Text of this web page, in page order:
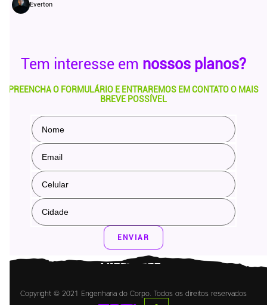
Everton
Tem interesse em nossos planos?
PREENCHA O FORMULÁRIO E ENTRAREMOS EM CONTATO O MAIS
BREVE POSSÍVEL
ENVIAR
Copyright © 2021 Engenharia do Corpo. Todos os direitos reservados